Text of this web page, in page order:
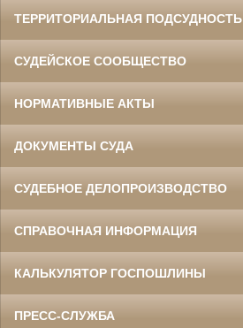
ТЕРРИТОРИАЛЬНАЯ ПОДСУДНОСТЬ
СУДЕЙСКОЕ СООБЩЕСТВО
НОРМАТИВНЫЕ АКТЫ
ДОКУМЕНТЫ СУДА
СУДЕБНОЕ ДЕЛОПРОИЗВОДСТВО
СПРАВОЧНАЯ ИНФОРМАЦИЯ
КАЛЬКУЛЯТОР ГОСПОШЛИНЫ
ПРЕСС-СЛУЖБА